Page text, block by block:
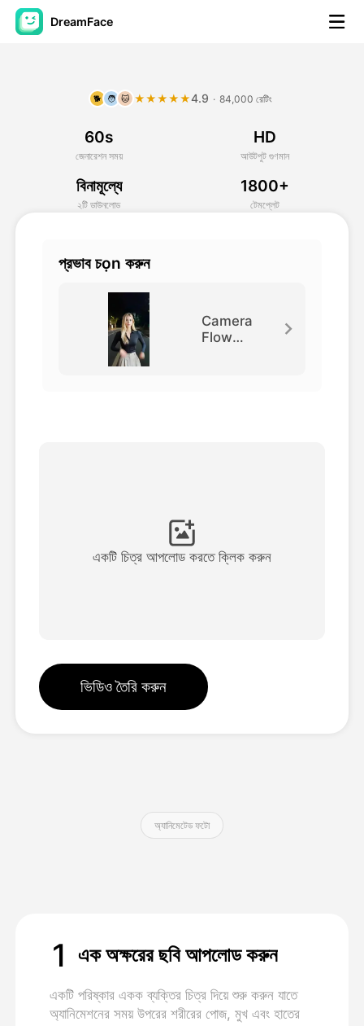
DreamFace
অ্যাভাটার ভিডিও
এআই ভিডিও
আলোকচিত্র
সবগুলো টেমপ্লেট দেখুন
🐕 🧑 🐱 ★★★★★4.9 · 84,000 রেটিং
60s
জেনারেশন সময়
HD
আউটপুট গুণমান
বিনামূল্যে
২টি ডাউনলোড
1800+
টেমপ্লেট
প্রভাব চọn করুন
Camera
Flow
একটি চিত্র আপলোড করতে ক্লিক করুন
ভিডিও তৈরি করুন
অ্যানিমেটেড ফটো
1 এক অক্ষরের ছবি আপলোড করুন
একটি পরিষ্কার একক ব্যক্তির চিত্র দিয়ে শুরু করুন যাতে
অ্যানিমেশনের সময় উপরের শরীরের পোজ, মুখ এবং হাতের